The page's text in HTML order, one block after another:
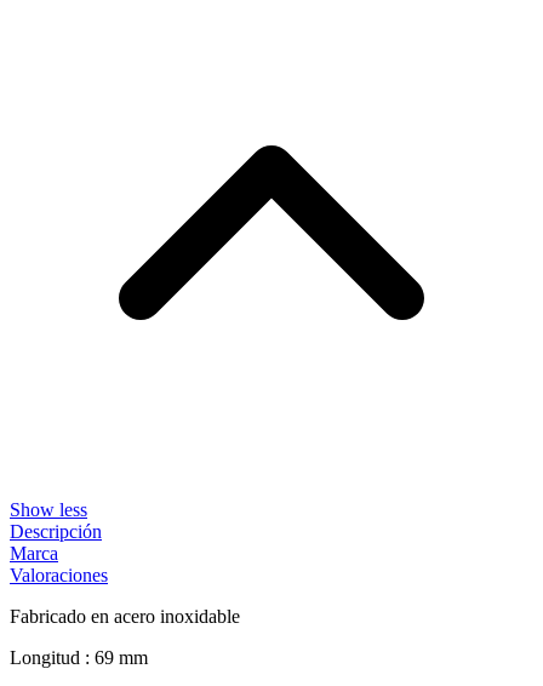
Show less
Descripción
Marca
Valoraciones
Fabricado en acero inoxidable
Longitud : 69 mm